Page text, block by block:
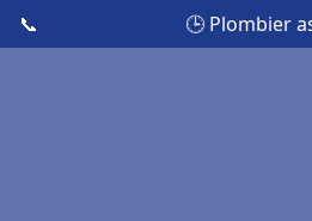
📞 🕒 Plombier